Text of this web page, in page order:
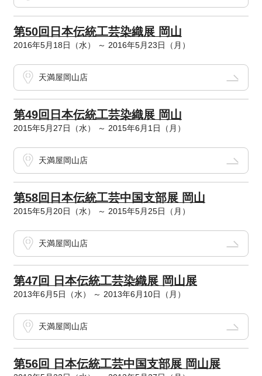
第50回日本伝統工芸染織展 岡山
2016年5月18日（水） ～ 2016年5月23日（月）
天満屋岡山店
第49回日本伝統工芸染織展 岡山
2015年5月27日（水） ～ 2015年6月1日（月）
天満屋岡山店
第58回日本伝統工芸中国支部展 岡山
2015年5月20日（水） ～ 2015年5月25日（月）
天満屋岡山店
第47回 日本伝統工芸染織展 岡山展
2013年6月5日（水） ～ 2013年6月10日（月）
天満屋岡山店
第56回 日本伝統工芸中国支部展 岡山展